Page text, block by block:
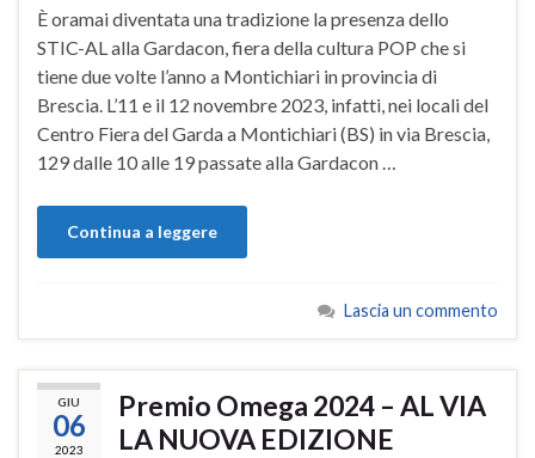
È oramai diventata una tradizione la presenza dello
STIC-AL alla Gardacon, fiera della cultura POP che si
tiene due volte l’anno a Montichiari in provincia di
Brescia. L’11 e il 12 novembre 2023, infatti, nei locali del
Centro Fiera del Garda a Montichiari (BS) in via Brescia,
129 dalle 10 alle 19 passate alla Gardacon …
Continua a leggere
Lascia un commento
GIU
06
2023
Premio Omega 2024 – AL VIA
LA NUOVA EDIZIONE